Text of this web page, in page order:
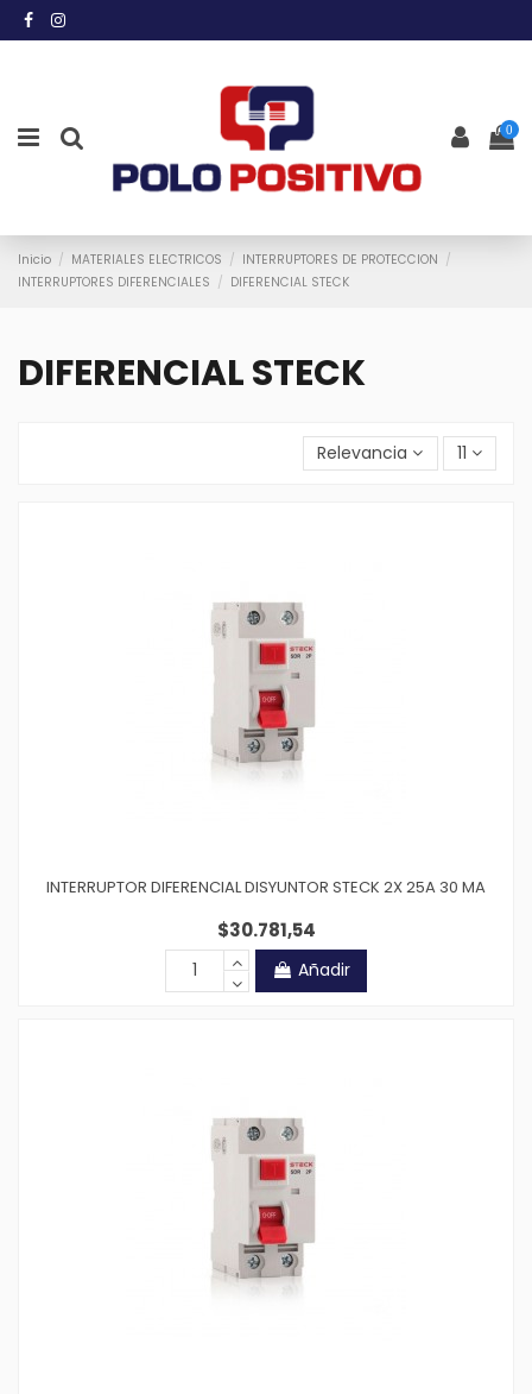
0
Inicio MATERIALES ELECTRICOS
INTERRUPTORES DE PROTECCION
INTERRUPTORES DIFERENCIALES
DIFERENCIAL STECK
DIFERENCIAL STECK
Relevancia 11
INTERRUPTOR DIFERENCIAL DISYUNTOR STECK 2X 25A 30 MA
$30.781,54
Añadir